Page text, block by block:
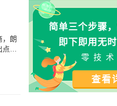
，朗
小
简单三个步骤
即下即用无
零技
查看